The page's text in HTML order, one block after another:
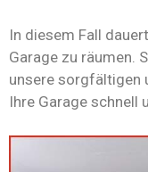
In diesem Fall
Garage zu räumen.
unsere sorgfältigen
Ihre Garage schnell